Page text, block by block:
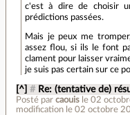
c'est à dire de choisir
prédictions passées.
Mais je peux me
assez flou, si ils le font
clament pour laisser
je suis pas certain sur ce
[^] # Re: (tentative de)
Posté parcaouis le 02
modification le 02 octobre